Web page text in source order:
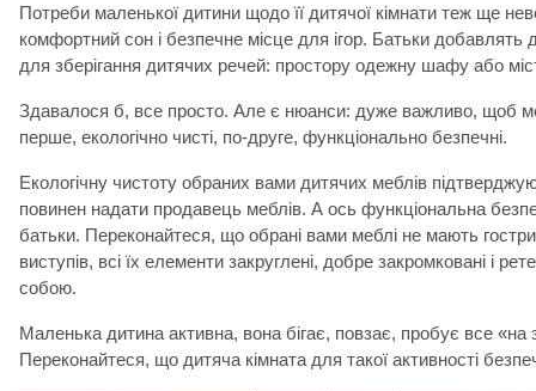
Потреби маленької дитини щодо її дитячої кімнати теж ще
комфортний сон і безпечне місце для ігор. Батьки
для зберігання дитячих речей: простору одежну шафу або
Здавалося б, все просто. Але є нюанси: дуже важливо, щоб
перше, екологічно чисті, по-друге, функціонально безпечні.
Екологічну чистоту обраних вами дитячих меблів
повинен надати продавець меблів. А ось функціональна
батьки. Переконайтеся, що обрані вами меблі не мають
виступів, всі їх елементи закруглені, добре закромковані і
собою.
Маленька дитина активна, вона бігає, повзає, пробує все «на
Переконайтеся, що дитяча кімната для такої активності